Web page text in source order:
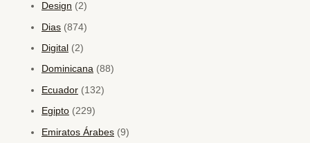
Design (2)
Dias (874)
Digital (2)
Dominicana (88)
Ecuador (132)
Egipto (229)
Emiratos Árabes (9)